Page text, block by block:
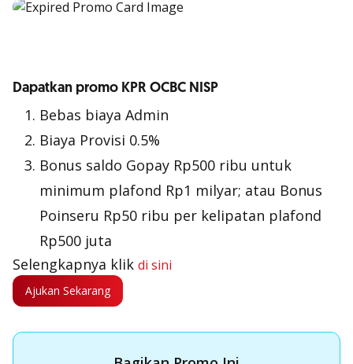
Dapatkan promo KPR OCBC NISP
Bebas biaya Admin
Biaya Provisi 0.5%
Bonus saldo Gopay Rp500 ribu untuk
minimum plafond Rp1 milyar; atau Bonus
Poinseru Rp50 ribu per kelipatan plafond
Rp500 juta
Selengkapnya klik di sini
Ajukan Sekarang